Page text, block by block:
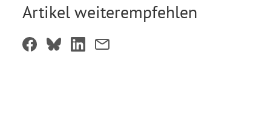
Artikel weiterempfehlen